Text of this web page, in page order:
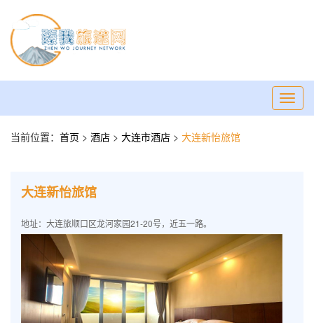
当前位置： 首页 > 酒店 > 大连市酒店 > 大连新怡旅馆
大连新怡旅馆
地址：大连旅顺口区龙河家园21-20号，近五一路。